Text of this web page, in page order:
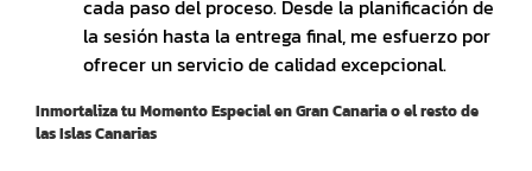
cada paso del proceso. Desde la planificación de
la sesión hasta la entrega final, me esfuerzo por
ofrecer un servicio de calidad excepcional.
Inmortaliza tu Momento Especial en Gran Canaria o el resto de
lasIslas Canarias